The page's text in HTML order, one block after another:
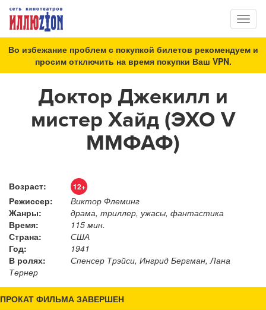
Во избежание проблем с покупкой билетов рекомендуем и
просим отключить на время покупки Ваш VPN.
Доктор Джекилл и
мистер Хайд (ЭХО V
ММФАФ)
Возраст: 12+
Режиссер:
Виктор Флеминг
Жанры:
драма, триллер, ужасы, фантастика
Время:
115 мин.
Страна:
США
Год:
1941
В ролях:
Спенсер Трэйси, Ингрид Бергман, Лана
Тернер
ПРОКАТ ФИЛЬМА ЗАВЕРШЕН